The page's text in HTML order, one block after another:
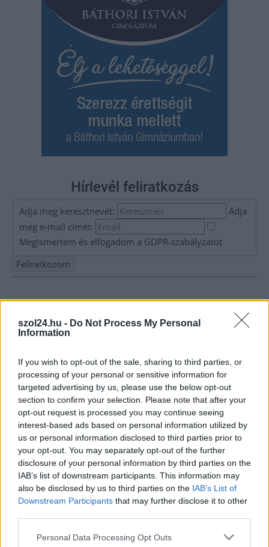
szol24.hu - Do Not Process My Personal
Information
If you wish to opt-out of the sale, sharing to third parties, or
processing of your personal or sensitive information for
targeted advertising by us, please use the below opt-out
section to confirm your selection. Please note that after your
opt-out request is processed you may continue seeing
interest-based ads based on personal information utilized by
us or personal information disclosed to third parties prior to
your opt-out. You may separately opt-out of the further
disclosure of your personal information by third parties on the
IAB’s list of downstream participants. This information may
also be disclosed by us to third parties on the IAB’s List of
Downstream Participants that may further disclose it to other
Please note that this website/app uses one or more Google
Personal Data Processing Opt Outs
Hírlevél feliratkozás
Adja meg keresztnevét:
Adja
meg e-mail címét:
Megismertem és elfogadom a GDPR-szabályzatot
legfrissebb információkkal és exkluzív tartalmakkal hétről hétre
postaládájába érkezik!
A SZOL24 legfrissebb 24 cikke
A polgármester a szolnoki cégekhez fordult: több száz
elbocsátott dolgozón segítene
Egyszer fent, egyszer lent, így festett a Duna a két évvel
ezelőtti árvíz idején és így most – fotógyűjtemény
ugyanazokból a szögekből
Ilyenek eddig a tapasztalatok a vendégektől – a hőhullám
miatt ingyenes a strandolás Szolnokon
fokokkal